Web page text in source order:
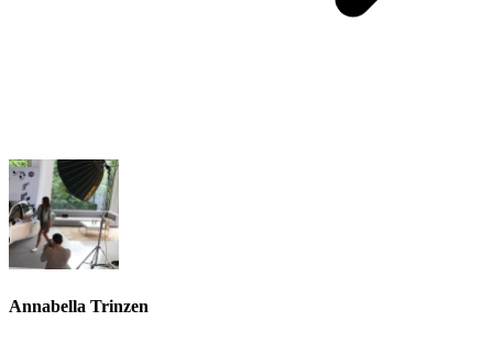
Annabella Trinzen